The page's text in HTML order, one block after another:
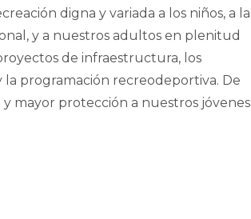
digna y variada a los niños, a la
y a nuestros adultos en plenitud
de infraestructura, los
la programación recreodeportiva. De
mayor protección a nuestros jóvenes